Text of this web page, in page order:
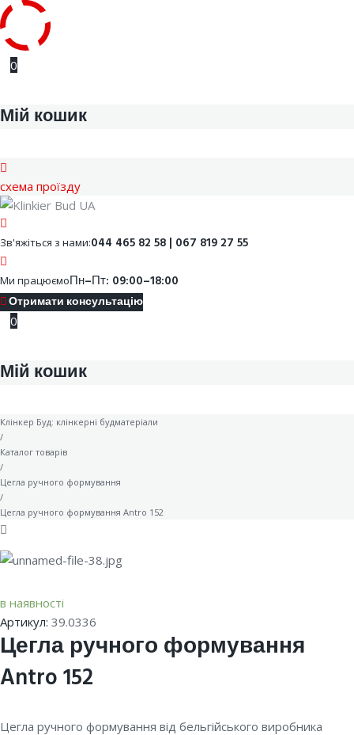
Skip
0
Мій кошик
cхема проїзду
Facebook
Youtube
Instagram
Google
Зв'яжіться з нами:044 465 82 58 | 067 819 27 55
Ми працюємоПн–Пт: 09:00–18:00
Отримати консультацію
0
Мій кошик
Клінкер Буд: клінкерні будматеріали
/
Каталог товарів
/
Цегла ручного формування
/
Цегла ручного формування Antro 152
в наявності
Артикул: 39.0336
Цегла ручного формування
Antro 152
Цегла ручного формування від бельгійського виробника